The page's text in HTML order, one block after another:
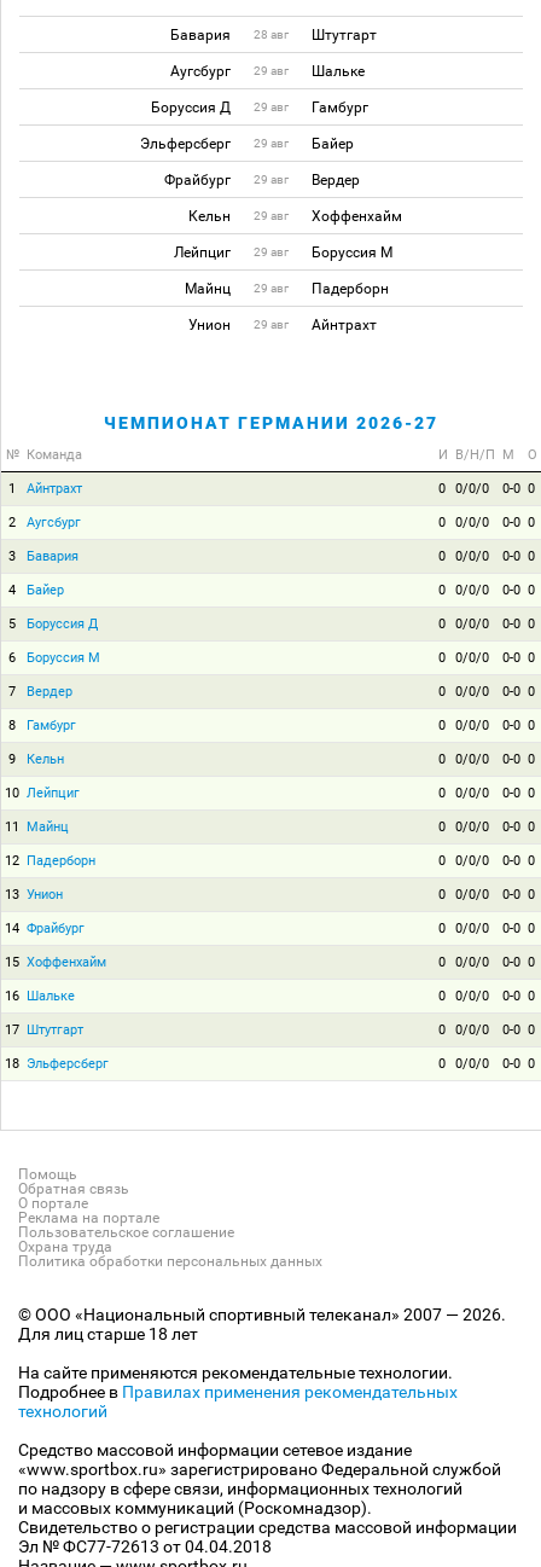
Бавария 28 авг Штутгарт
Аугсбург 29 авг Шальке
Боруссия Д 29 авг Гамбург
Эльферсберг 29 авг Байер
Фрайбург 29 авг Вердер
Кельн 29 авг Хоффенхайм
Лейпциг 29 авг Боруссия М
Майнц 29 авг Падерборн
Унион 29 авг Айнтрахт
ЧЕМПИОНАТ ГЕРМАНИИ 2026-27
№ Команда И В/Н/П М О
1 Айнтрахт 0 0/0/0 0-0 0
2 Аугсбург 0 0/0/0 0-0 0
3 Бавария 0 0/0/0 0-0 0
4 Байер 0 0/0/0 0-0 0
5 Боруссия Д 0 0/0/0 0-0 0
6 Боруссия М 0 0/0/0 0-0 0
7 Вердер 0 0/0/0 0-0 0
8 Гамбург 0 0/0/0 0-0 0
9 Кельн 0 0/0/0 0-0 0
10 Лейпциг 0 0/0/0 0-0 0
11 Майнц 0 0/0/0 0-0 0
12 Падерборн 0 0/0/0 0-0 0
13 Унион 0 0/0/0 0-0 0
14 Фрайбург 0 0/0/0 0-0 0
15 Хоффенхайм 0 0/0/0 0-0 0
16 Шальке 0 0/0/0 0-0 0
17 Штутгарт 0 0/0/0 0-0 0
18 Эльферсберг 0 0/0/0 0-0 0
Помощь
Обратная связь
О портале
Реклама на портале
Пользовательское соглашение
Охрана труда
Политика обработки персональных данных
© ООО «Национальный спортивный телеканал» 2007 — 2026.
Для лиц старше 18 лет
На сайте применяются рекомендательные технологии.
Подробнее в Правилах применения рекомендательных
технологий
Средство массовой информации сетевое издание
«www.sportbox.ru» зарегистрировано Федеральной службой
по надзору в сфере связи, информационных технологий
и массовых коммуникаций (Роскомнадзор).
Свидетельство о регистрации средства массовой информации
Эл № ФС77-72613 от 04.04.2018